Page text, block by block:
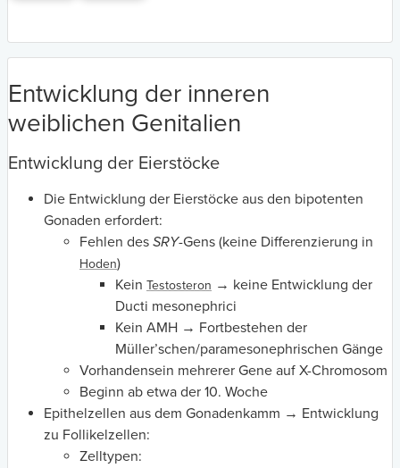
Entwicklung der inneren
weiblichen Genitalien
Entwicklung der Eierstöcke
Die Entwicklung der Eierstöcke aus den bipotenten
Gonaden erfordert:
Fehlen des SRY-Gens (keine Differenzierung in
Hoden)
Kein Testosteron → keine Entwicklung der
Ducti mesonephrici
Kein AMH → Fortbestehen der
Müller’schen/paramesonephrischen Gänge
Vorhandensein mehrerer Gene auf X-Chromosom
Beginn ab etwa der 10. Woche
Epithelzellen aus dem Gonadenkamm → Entwicklung
zu Follikelzellen:
Zelltypen: